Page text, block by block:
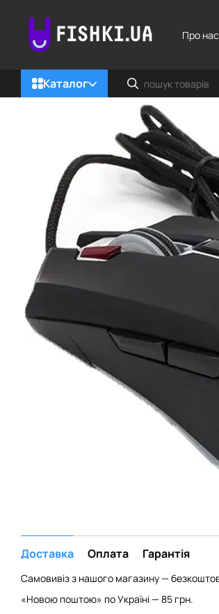
Про нас
Каталог
Доставка Оплата Гарантія
Самовивіз з нашого магазину —
«Новою поштою» по Україні — 85 грн.